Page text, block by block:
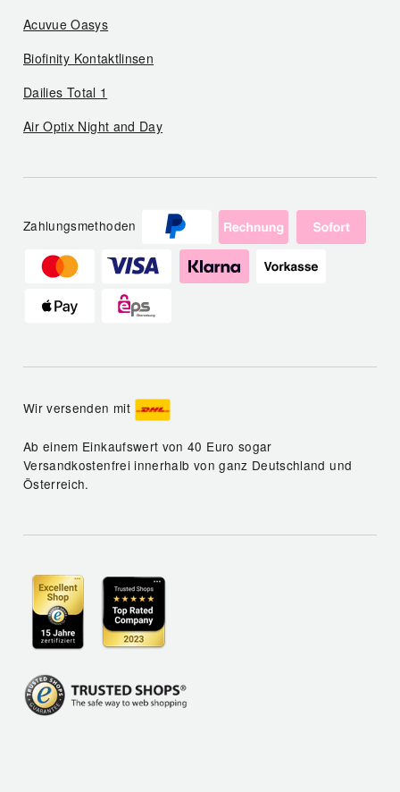
Acuvue Oasys
Biofinity Kontaktlinsen
Dailies Total 1
Air Optix Night and Day
Zahlungsmethoden
Wir versenden mit
Ab einem Einkaufswert von 40 Euro sogar
Versandkostenfrei innerhalb von ganz Deutschland und
Österreich.